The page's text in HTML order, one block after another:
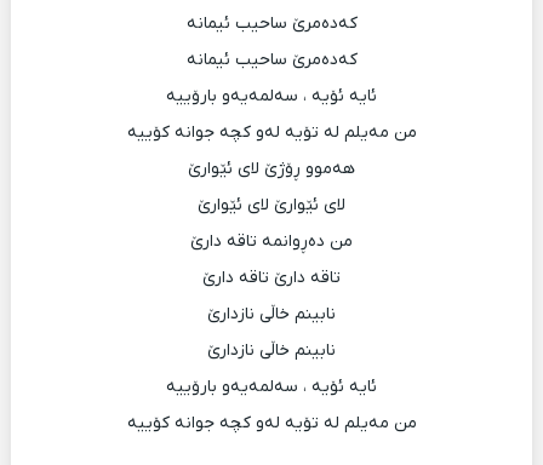
که‌ده‌مرێ ساحیب ئیمانه‌
که‌ده‌مرێ ساحیب ئیمانه‌
ئایه‌ ئۆیه‌ ، سه‌لمه‌یه‌و بارۆییه‌
من مه‌یلم له‌ تۆیه‌ له‌و کچه‌ جوانه‌ کۆییه‌
هه‌موو ڕۆژێ لای ئێوارێ
لای ئێوارێ لای ئێوارێ
من ده‌ڕوانمه‌ تاقه‌ دارێ
تاقه‌ دارێ تاقه‌ دارێ
نابینم خاڵی نازدارێ
نابینم خاڵی نازدارێ
ئایه‌ ئۆیه‌ ، سه‌لمه‌یه‌و بارۆییه‌
من مه‌یلم له‌ تۆیه‌ له‌و کچه‌ جوانه‌ کۆییه‌